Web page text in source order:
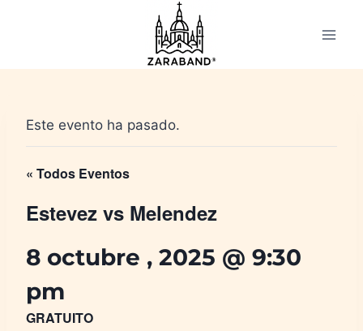
Este evento ha pasado.
« Todos Eventos
Estevez vs Melendez
8 octubre , 2025 @ 9:30
pm
GRATUITO